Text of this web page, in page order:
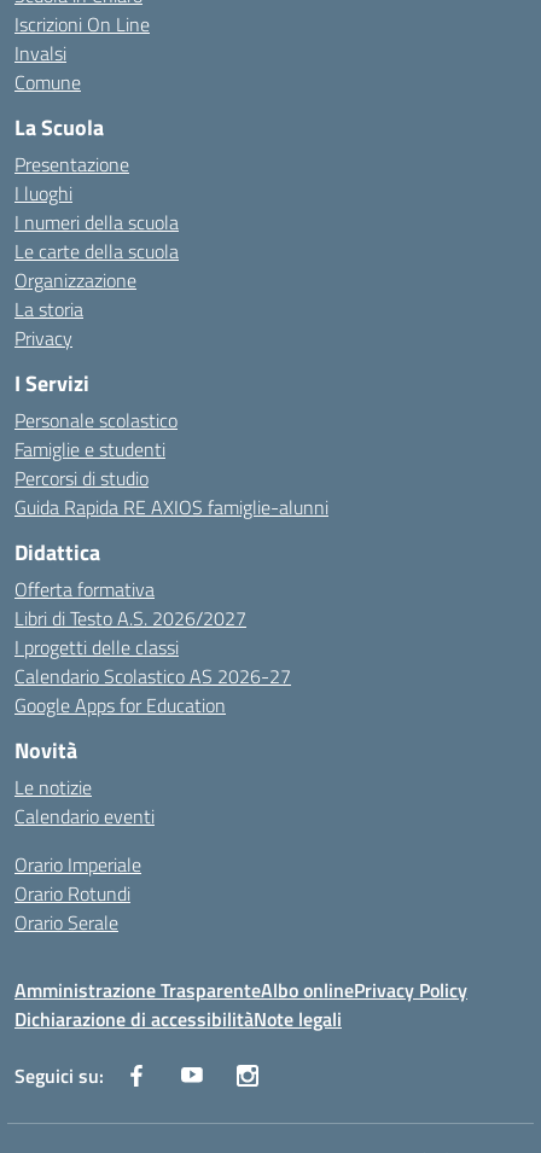
Iscrizioni On Line
Invalsi
Comune
La Scuola
Presentazione
I luoghi
I numeri della scuola
Le carte della scuola
Organizzazione
La storia
Privacy
I Servizi
Personale scolastico
Famiglie e studenti
Percorsi di studio
Guida Rapida RE AXIOS famiglie-alunni
Didattica
Offerta formativa
Libri di Testo A.S. 2026/2027
I progetti delle classi
Calendario Scolastico AS 2026-27
Google Apps for Education
Novità
Le notizie
Calendario eventi
Orario Imperiale
Orario Rotundi
Orario Serale
Amministrazione TrasparenteAlbo onlinePrivacy Policy
Dichiarazione di accessibilitàNote legali
Seguici su: